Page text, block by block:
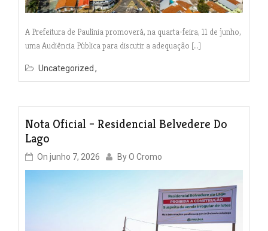
A Prefeitura de Paulínia promoverá, na quarta-feira, 11 de junho,
uma Audiência Pública para discutir a adequação […]
Uncategorized
Nota Oficial – Residencial Belvedere Do
Lago
On junho 7, 2026 ByO Cromo